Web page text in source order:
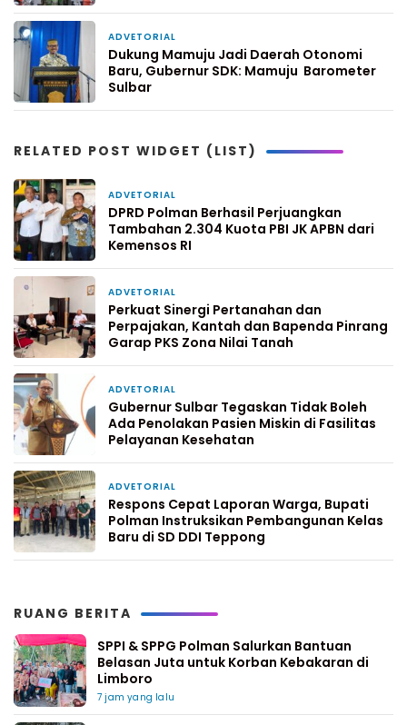
ADVETORIAL
Dukung Mamuju Jadi Daerah Otonomi
Baru, Gubernur SDK: Mamuju Barometer
Sulbar
RELATED POST WIDGET (LIST)
ADVETORIAL
DPRD Polman Berhasil Perjuangkan
Tambahan 2.304 Kuota PBI JK APBN dari
Kemensos RI
ADVETORIAL
Perkuat Sinergi Pertanahan dan
Perpajakan, Kantah dan Bapenda Pinrang
Garap PKS Zona Nilai Tanah
ADVETORIAL
Gubernur Sulbar Tegaskan Tidak Boleh
Ada Penolakan Pasien Miskin di Fasilitas
Pelayanan Kesehatan
ADVETORIAL
Respons Cepat Laporan Warga, Bupati
Polman Instruksikan Pembangunan Kelas
Baru di SD DDI Teppong
RUANG BERITA
SPPI & SPPG Polman Salurkan Bantuan
Belasan Juta untuk Korban Kebakaran di
Limboro
7 jam yang lalu